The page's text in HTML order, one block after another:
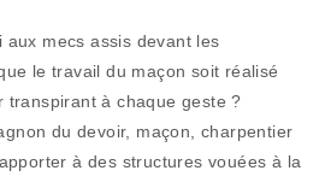
aux mecs assis devant les
le travail du maçon soit réalisé
transpirant à chaque geste ?
du devoir, maçon, charpentier
à des structures vouées à la